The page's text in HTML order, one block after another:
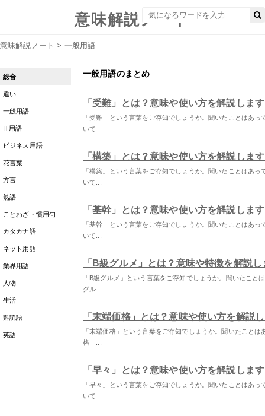
意味解説ノート
意味解説ノート > 一般用語
総合
違い
一般用語
IT用語
ビジネス用語
花言葉
方言
熟語
ことわざ・慣用句
カタカナ語
ネット用語
業界用語
人物
生活
難読語
英語
一般用語のまとめ
「受難」とは？意味や使い方を解説しま
「受難」という言葉をご存知でしょうか。聞いたことはあ
いて...
「構築」とは？意味や使い方を解説しま
「構築」という言葉をご存知でしょうか。聞いたことはあ
いて...
「基幹」とは？意味や使い方を解説しま
「基幹」という言葉をご存知でしょうか。聞いたことはあ
いて...
「B級グルメ」とは？意味や特徴を解説し
「B級グルメ」という言葉をご存知でしょうか。聞いたこ
グル...
「末端価格」とは？意味や使い方を解説
「末端価格」という言葉をご存知でしょうか。聞いたこと
格」...
「早々」とは？意味や使い方を解説しま
「早々」という言葉をご存知でしょうか。聞いたことはあ
いて...